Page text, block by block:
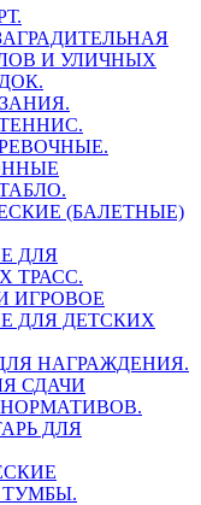
И УЛИЧНЫХ
(БАЛЕТНЫЕ)
ДЛЯ
ТРАСС.
ИГРОВОЕ
ДЛЯ ДЕТСКИХ
НАГРАЖДЕНИЯ.
СДАЧИ
ДЛЯ